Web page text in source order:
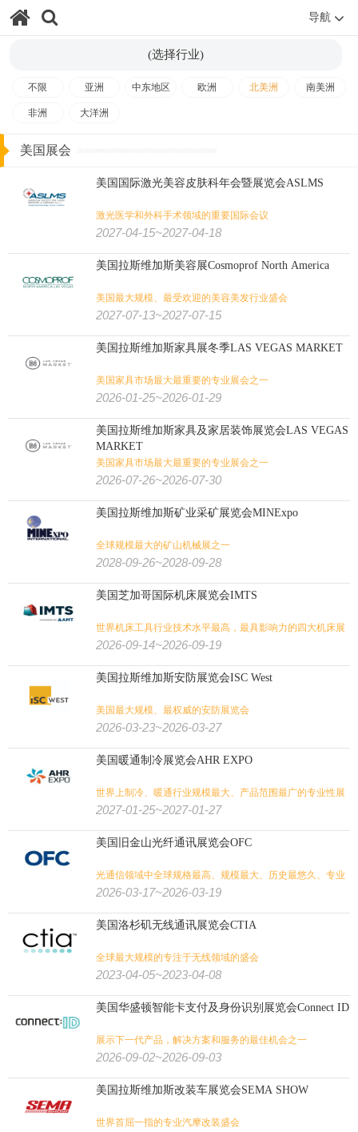
导航
(选择行业)
不限 亚洲 中东地区 欧洲 北美洲 南美洲
非洲 大洋洲
美国展会
美国国际激光美容皮肤科年会暨展览会ASLMS
激光医学和外科手术领域的重要国际会议
2027-04-15~2027-04-18
美国拉斯维加斯美容展Cosmoprof North America
美国最大规模、最受欢迎的美容美发行业盛会
2027-07-13~2027-07-15
美国拉斯维加斯家具展冬季LAS VEGAS MARKET
美国家具市场最大最重要的专业展会之一
2026-01-25~2026-01-29
美国拉斯维加斯家具及家居装饰展览会LAS VEGAS
MARKET
美国家具市场最大最重要的专业展会之一
2026-07-26~2026-07-30
美国拉斯维加斯矿业采矿展览会MINExpo
全球规模最大的矿山机械展之一
2028-09-26~2028-09-28
美国芝加哥国际机床展览会IMTS
世界机床工具行业技术水平最高，最具影响力的四大机床展
之一
2026-09-14~2026-09-19
美国拉斯维加斯安防展览会ISC West
美国最大规模、最权威的安防展览会
2026-03-23~2026-03-27
美国暖通制冷展览会AHR EXPO
世界上制冷、暖通行业规模最大、产品范围最广的专业性展
会
2027-01-25~2027-01-27
美国旧金山光纤通讯展览会OFC
光通信领域中全球规格最高、规模最大、历史最悠久、专业
性最强、影响力最大的国际性盛会
2026-03-17~2026-03-19
美国洛杉矶无线通讯展览会CTIA
全球最大规模的专注于无线领域的盛会
2023-04-05~2023-04-08
美国华盛顿智能卡支付及身份识别展览会Connect ID
展示下一代产品，解决方案和服务的最佳机会之一
2026-09-02~2026-09-03
美国拉斯维加斯改装车展览会SEMA SHOW
世界首屈一指的专业汽摩改装盛会